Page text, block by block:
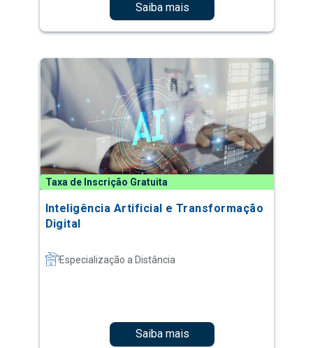
Saiba mais
Taxa de Inscrição Gratuita
Inteligência Artificial e Transformação
Digital
Especialização a Distância
Saiba mais